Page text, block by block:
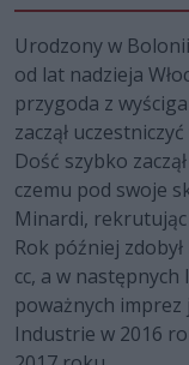
Urodzony w
od lat nadzieja
przygoda z
zaczął
Dość szybko
czemu pod swoje
Minardi,
Rok później
cc, a w
poważnych imprez
Industrie w 2016